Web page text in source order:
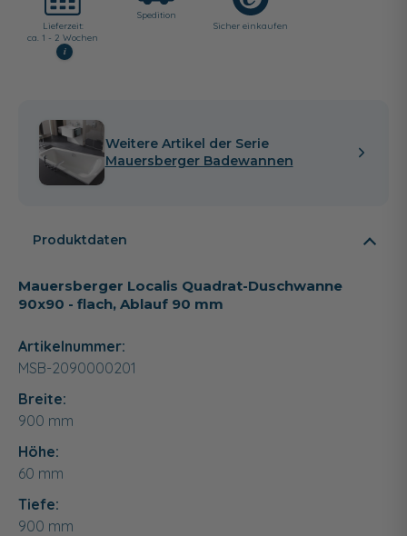
Lieferzeit:
ca. 1 - 2 Wochen
i
Spedition
Sicher einkaufen
Weitere Artikel der Serie
Mauersberger Badewannen
Produktdaten
Mauersberger Localis Quadrat-Duschwanne
90x90 - flach, Ablauf 90 mm
Artikelnummer:
MSB-2090000201
Breite:
900 mm
Höhe:
60 mm
Tiefe:
900 mm